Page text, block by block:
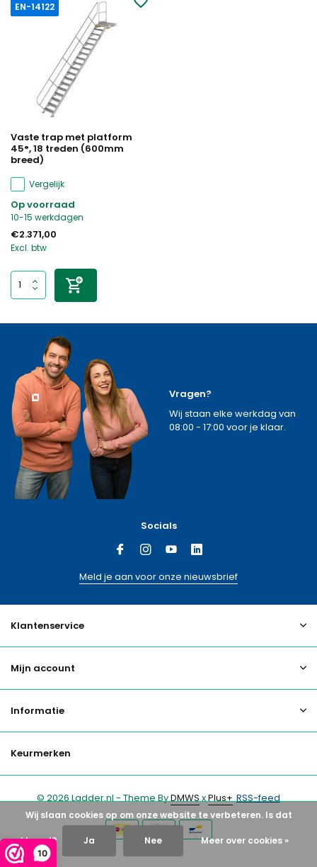
10
EN-14122
Vaste trap met platform
45°, 18 treden (600mm
breed)
Vergelijk
Op voorraad
10-15 werkdagen
€2.371,00
Excl. btw
Vragen?
Wij staan elke werkdag van
08:00 - 17:00 voor je klaar.
Socials
Meld je aan voor onze nieuwsbrief
Klantenservice
Mijn account
Informatie
Keurmerken
© 2026 Ladder.nl - Theme ByDMWSxPlus+ RSS-feed
Wij slaan cookies op om onze website te verbeteren. Is dat
akkoord? Ja Nee Meer over cookies »